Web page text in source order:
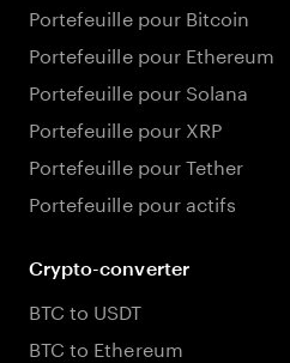
Portefeuille pour Bitcoin
Portefeuille pour Ethereum
Portefeuille pour Solana
Portefeuille pour XRP
Portefeuille pour Tether
Portefeuille pour actifs
Crypto-converter
BTC to USDT
BTC to Ethereum